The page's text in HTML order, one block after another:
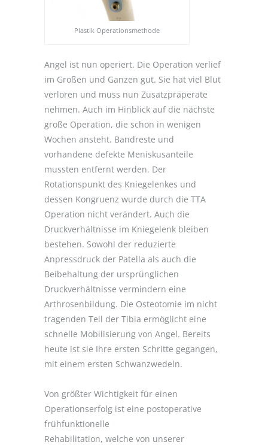
Plastik Operationsmethode
Angel ist nun operiert. Die Operation verlief
im Großen und Ganzen gut. Sie hat viel Blut
verloren und muss nun Zusatzpräperate
nehmen. Auch im Hinblick auf die nächste
große Operation, die schon in wenigen
Wochen ansteht. Bandreste und
vorhandene defekte Meniskusanteile
mussten entfernt werden. Der
Rotationspunkt des Kniegelenkes und
dessen Kongruenz wurde durch die TTA
Operation nicht verändert. Auch die
Druckverhältnisse im Kniegelenk bleiben
bestehen. Sowohl der reduzierte
Anpressdruck der Patella als auch die
Beibehaltung der ursprünglichen
Druckverhältnisse vermindern eine
Arthrosenbildung. Die Osteotomie im nicht
tragenden Teil der Tibia ermöglicht eine
schnelle Mobilisierung von Angel. Bereits
heute ist sie Ihre ersten Schritte gegangen,
mit einem ersten Schwanzwedeln.
Von größter Wichtigkeit für einen
Operationserfolg ist eine postoperative
frühfunktionelle
Rehabilitation, welche von unserer